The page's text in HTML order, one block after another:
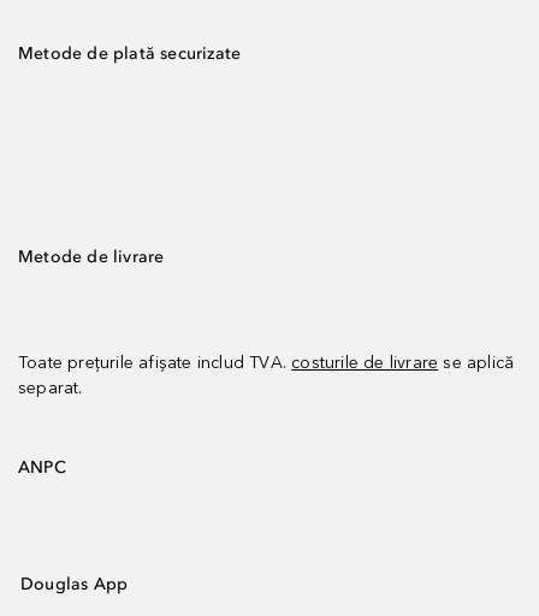
Metode de plată securizate
Metode de livrare
Toate prețurile afișate includ TVA. costurile de livrare se aplică
separat.
ANPC
Douglas App